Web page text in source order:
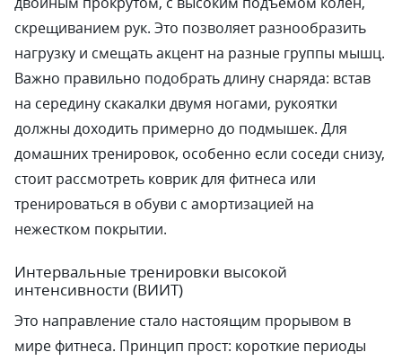
скрещиванием рук. Это позволяет разнообразить
нагрузку и смещать акцент на разные группы мышц.
Важно правильно подобрать длину снаряда: встав
на середину скакалки двумя ногами, рукоятки
должны доходить примерно до подмышек. Для
домашних тренировок, особенно если соседи снизу,
стоит рассмотреть коврик для фитнеса или
тренироваться в обуви с амортизацией на
нежестком покрытии.
Интервальные тренировки высокой
интенсивности (ВИИТ)
Это направление стало настоящим прорывом в
мире фитнеса. Принцип прост: короткие периоды